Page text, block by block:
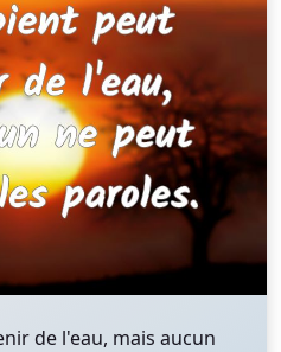
de l'eau, mais aucun